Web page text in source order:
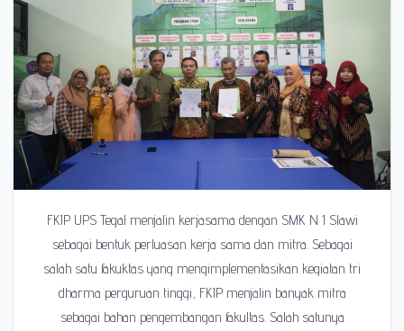
FKIP UPS Tegal menjalin kerjasama dengan SMK N 1 Slawi
sebagai bentuk perluasan kerja sama dan mitra. Sebagai
salah satu fakuktas yang mengimplementasikan kegiatan tri
dharma perguruan tinggi, FKIP menjalin banyak mitra
sebagai bahan pengembangan fakultas. Salah satunya